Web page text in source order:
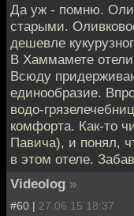
Да уж - помню.
старыми.
дешевле
В Хаммамете
Всюду
единообразие.
водо-
комфорта. Как-то
Павича), и понял,
в этом отеле.
Videolog »
#60 | 27.06.15 18:37